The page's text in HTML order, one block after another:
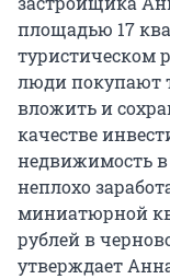
площадью 17
туристическом
люди покупают
вложить и
качестве
недвижимость
неплохо
миниатюрной
рублей в
утверждает